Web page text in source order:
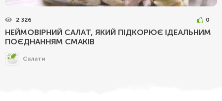
2 326 0
НЕЙМОВІРНИЙ САЛАТ, ЯКИЙ ПІДКОРЮЄ ІДЕАЛЬНИМ
ПОЄДНАННЯМ СМАКІВ
Салати